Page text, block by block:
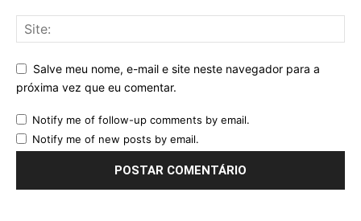
Salve meu nome, e-mail e site neste navegador para a
próxima vez que eu comentar.
Notify me of follow-up comments by email.
Notify me of new posts by email.